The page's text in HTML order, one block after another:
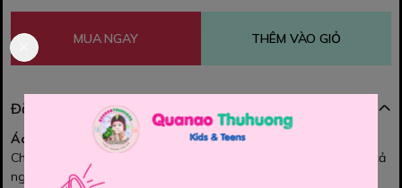
MUA NGAY THÊM VÀO GIỎ
Đặc điểm nổi bật
Áo thun Banbino xanh NewYork
Chất thun cotton mềm mịn, co giãn thoải mái cho bé vận động cả
ngày